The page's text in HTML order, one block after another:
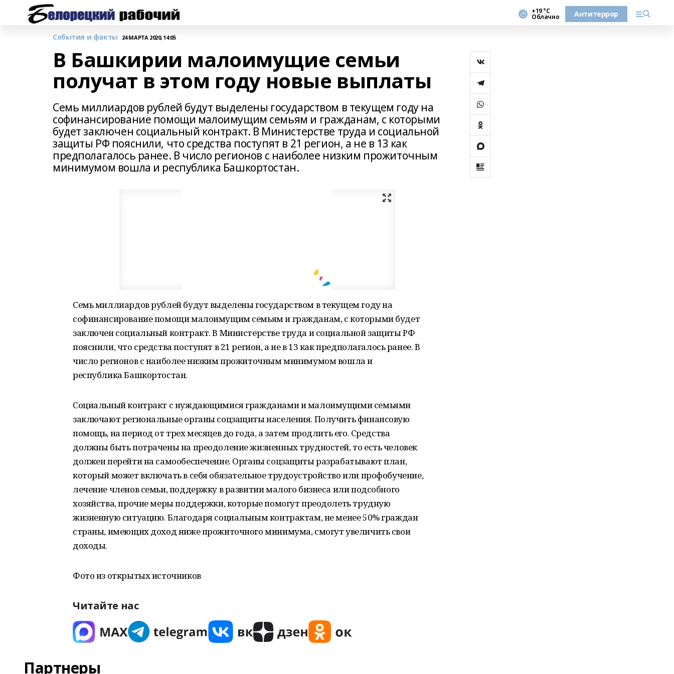
+19 °С
Облачно Антитеррор
События и факты 24 МАРТА 2020, 14:05
В Башкирии малоимущие семьи
получат в этом году новые выплаты
Семь миллиардов рублей будут выделены государством в текущем году на
софинансирование помощи малоимущим семьям и гражданам, с которыми
будет заключен социальный контракт. В Министерстве труда и социальной
защиты РФ пояснили, что средства поступят в 21 регион, а не в 13 как
предполагалось ранее. В число регионов с наиболее низким прожиточным
минимумом вошла и республика Башкортостан.
Семь миллиардов рублей будут выделены государством в текущем году на
софинансирование помощи малоимущим семьям и гражданам, с которыми будет
заключен социальный контракт. В Министерстве труда и социальной защиты РФ
пояснили, что средства поступят в 21 регион, а не в 13 как предполагалось ранее. В
число регионов с наиболее низким прожиточным минимумом вошла и
республика Башкортостан.
Социальный контракт с нуждающимися гражданами и малоимущими семьями
заключают региональные органы соцзащиты населения. Получить финансовую
помощь, на период от трех месяцев до года, а затем продлить его. Средства
должны быть потрачены на преодоление жизненных трудностей, то есть человек
должен перейти на самообеспечение. Органы соцзащиты разрабатывают план,
который может включать в себя обязательное трудоустройство или профобучение,
лечение членов семьи, поддержку в развитии малого бизнеса или подсобного
хозяйства, прочие меры поддержки, которые помогут преодолеть трудную
жизненную ситуацию. Благодаря социальным контрактам, не менее 50% граждан
страны, имеющих доход ниже прожиточного минимума, смогут увеличить свои
доходы.
Фото из открытых источников
Читайте нас
Партнеры